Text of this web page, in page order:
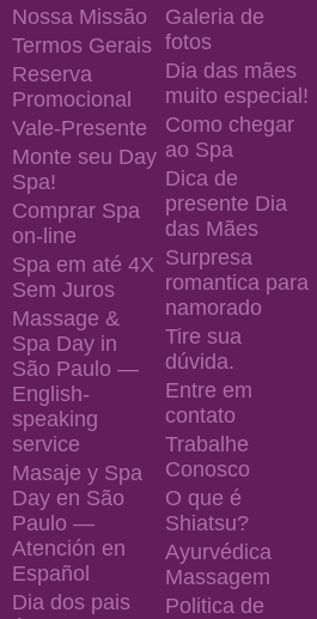
Nossa Missão
Termos Gerais
Reserva
Promocional
Vale-Presente
Monte seu Day
Spa!
Comprar Spa
on-line
Spa em até 4X
Sem Juros
Massage &
Spa Day in
São Paulo —
English-
speaking
service
Masaje y Spa
Day en São
Paulo —
Atención en
Español
Dia dos pais
Galeria de
fotos
Dia das mães
muito especial!
Como chegar
ao Spa
Dica de
presente Dia
das Mães
Surpresa
romantica para
namorado
Tire sua
dúvida.
Entre em
contato
Trabalhe
Conosco
O que é
Shiatsu?
Ayurvédica
Massagem
Politica de